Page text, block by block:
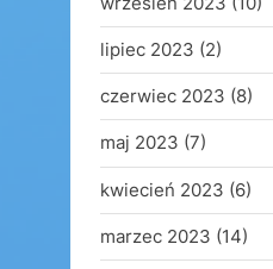
lipiec 2023 (2)
czerwiec 2023 (8)
maj 2023 (7)
kwiecień 2023 (6)
marzec 2023 (14)